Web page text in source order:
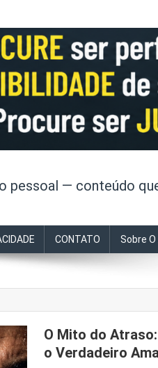
pessoal — conteúdo
CONTATO Sobre O
O Mito do
o Verdadeiro